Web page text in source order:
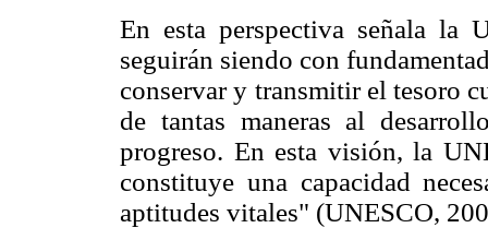
En esta perspectiva señala
seguirán siendo con
conservar y transmitir el tesoro
de tantas maneras al
progreso. En esta visión, la
constituye una capacidad
aptitudes vitales" (UNESCO,